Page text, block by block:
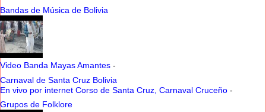
Bandas de Música de Bolivia
Video Banda Mayas Amantes -
Carnaval de Santa Cruz Bolivia
En vivo por internet Corso de Santa Cruz, Carnaval Cruceño -
Grupos de Folklore